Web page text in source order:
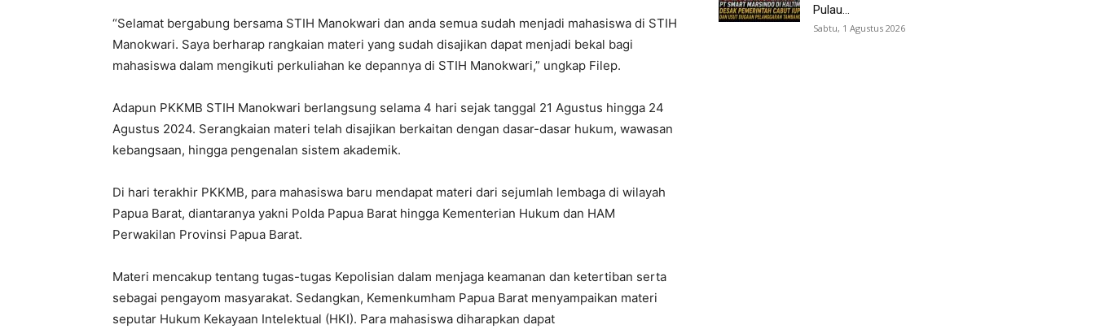
“Selamat bergabung bersama STIH Manokwari dan anda semua sudah menjadi mahasiswa di STIH
Manokwari. Saya berharap rangkaian materi yang sudah disajikan dapat menjadi bekal bagi
mahasiswa dalam mengikuti perkuliahan ke depannya di STIH Manokwari,” ungkap Filep.
Adapun PKKMB STIH Manokwari berlangsung selama 4 hari sejak tanggal 21 Agustus hingga 24
Agustus 2024. Serangkaian materi telah disajikan berkaitan dengan dasar-dasar hukum, wawasan
kebangsaan, hingga pengenalan sistem akademik.
Di hari terakhir PKKMB, para mahasiswa baru mendapat materi dari sejumlah lembaga di wilayah
Papua Barat, diantaranya yakni Polda Papua Barat hingga Kementerian Hukum dan HAM
Perwakilan Provinsi Papua Barat.
Materi mencakup tentang tugas-tugas Kepolisian dalam menjaga keamanan dan ketertiban serta
sebagai pengayom masyarakat. Sedangkan, Kemenkumham Papua Barat menyampaikan materi
seputar Hukum Kekayaan Intelektual (HKI). Para mahasiswa diharapkan dapat
Pulau...
Sabtu, 1 Agustus 2026